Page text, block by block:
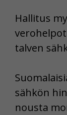
Hallitus
talven
sähkön
nousta